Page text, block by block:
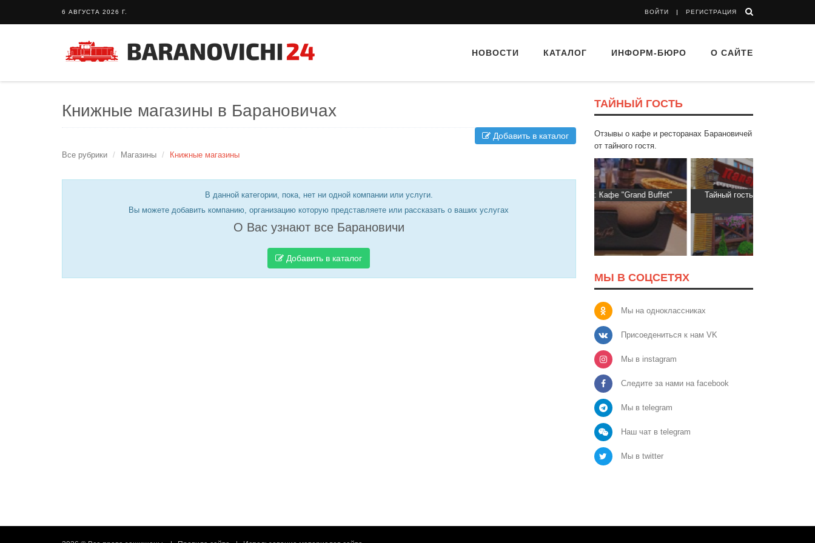
6 АВГУСТА 2026 Г. ВОЙТИ РЕГИСТРАЦИЯ
НОВОСТИ КАТАЛОГ ИНФОРМ-БЮРО О САЙТЕ
Книжные магазины в Барановичах
Добавить в каталог
Все рубрики Магазины Книжные магазины
В данной категории, пока, нет ни одной компании или услуги.
Вы можете добавить компанию, организацию которую представляете или рассказать о ваших услугах
О Вас узнают все Барановичи
Добавить в каталог
ТАЙНЫЙ ГОСТЬ
Отзывы о кафе и ресторанах Барановичей
от тайного гостя.
Тайный гость: кафе «Фасти Хасти»
Тайный гость: Ресторан “Папараць
Кветка”
МЫ В СОЦСЕТЯХ
Мы на одноклассниках
Присоедениться к нам VK
Мы в instagram
Следите за нами на facebook
Мы в telegram
Наш чат в telegram
Мы в twitter